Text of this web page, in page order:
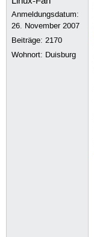
Anmeldungsdatum:
26. November 2007
Beiträge:2170
Wohnort: Duisburg